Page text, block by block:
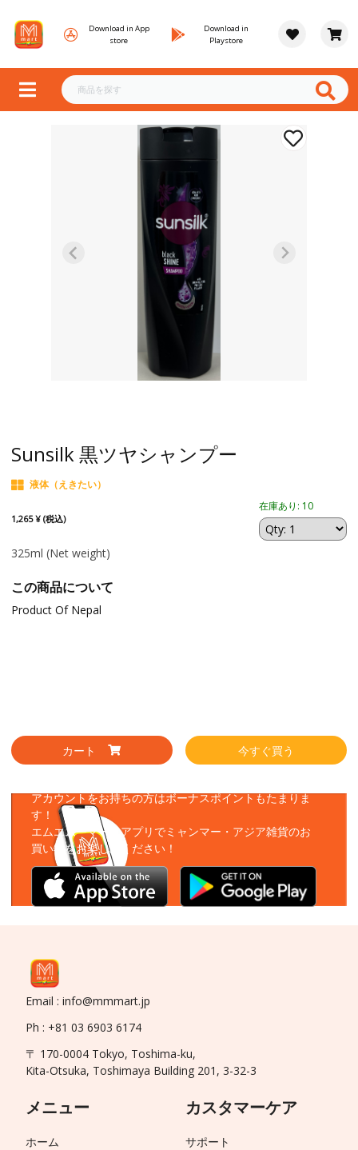
Download in App
store
Download in
Playstore
Sunsilk 黒ツヤシャンプー
液体（えきたい）
1,265 ¥ (税込)
在庫あり: 10
325ml (Net weight)
この商品について
Product Of Nepal
カート 今すぐ買う
アカウントをお持ちの方はボーナスポイントもたまりま
す！
エムエムーマートアプリでミャンマー・アジア雑貨のお
買い物をお楽しみください！
Email : info@mmmart.jp
Ph : +81 03 6903 6174
〒 170-0004 Tokyo, Toshima-ku,
Kita-Otsuka, Toshimaya Building 201, 3-32-3
メニュー
ホーム
カスタマーケア
サポート